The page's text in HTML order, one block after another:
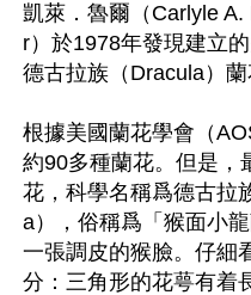
凱萊．魯爾（Carlyle A.
r）於1978年發現建立
德古拉族（Dracula）蘭
根據美國蘭花學會（
約90多種蘭花。但是，
花，科學名稱爲德古拉
a），俗稱爲「猴面小
一張調皮的猴臉。仔細
分：三角形的花萼有着